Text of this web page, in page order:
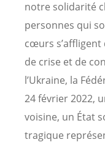
notre solidarité
personnes qui
cœurs
de crise et de
l’Ukraine, la
24 février 2022,
voisine, un État
tragique